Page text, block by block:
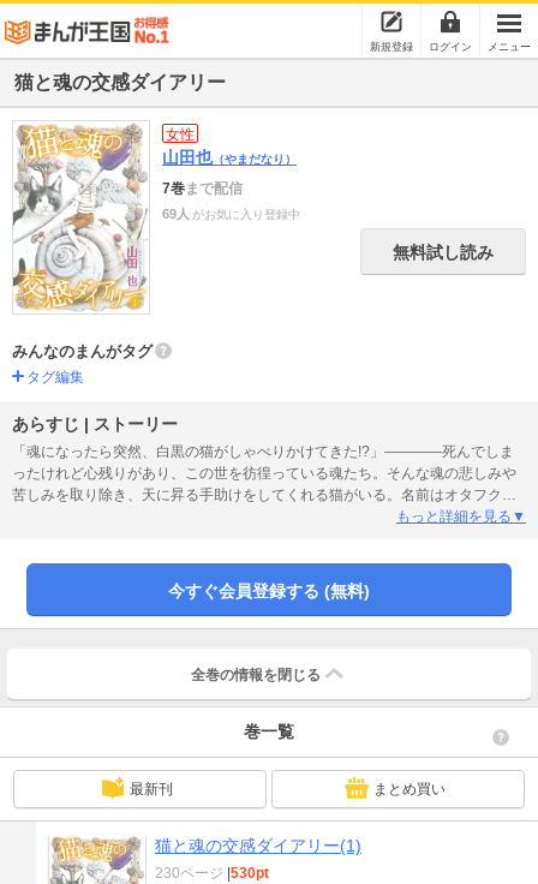
新規登録 ログイン メニュー
猫と魂の交感ダイアリー
女性
山田也（やまだなり）
7巻まで配信
69人 がお気に入り登録中
無料試し読み
みんなのまんがタグ
タグ編集
あらすじ | ストーリー
「魂になったら突然、白黒の猫がしゃべりかけてきた!?」――――死んでしま
ったけれど心残りがあり、この世を彷徨っている魂たち。そんな魂の悲しみや
苦しみを取り除き、天に昇る手助けをしてくれる猫がいる。名前はオタフク。
32歳で突然亡くなった女性が、夫と幼い子供に最後にしてあげたいことを叶え
さよならのかわり』。ノラ猫たちとともに猫好きなおばあさんを殺した犯人を
探す『猫たちの挽歌』など、オタフクと魂となった人間たちが繰り広げる感動
もっと詳細を見る▼
今すぐ会員登録する (無料)
全巻の情報を 閉じる
巻一覧
最新刊 まとめ買い
猫と魂の交感ダイアリー(1)
230ページ 530pt